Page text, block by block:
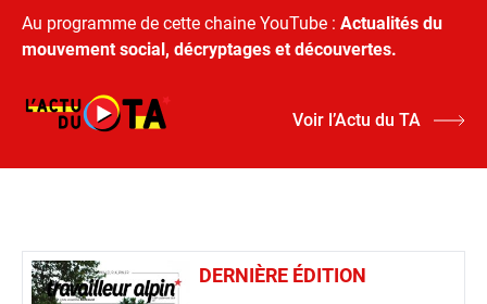
Au programme de cette chaine YouTube : Actualités du
mouvement social, décryptages et découvertes.
Voir l’Actu du TA
DERNIÈRE ÉDITION